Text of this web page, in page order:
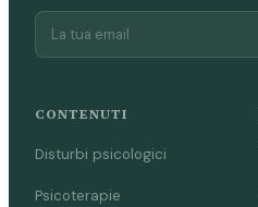
CONTENUTI
Disturbi psicologici
Psicoterapie